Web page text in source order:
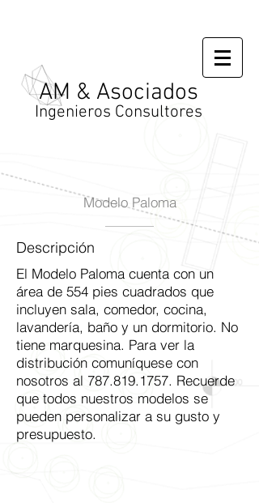
AM & Asociados
Ingenieros Consultores
Modelo Paloma
Descripción
El Modelo Paloma cuenta con un
área de 554 pies cuadrados que
incluyen sala, comedor, cocina,
lavandería, baño y un dormitorio. No
tiene marquesina. Para ver la
distribución comuníquese con
nosotros al 787.819.1757. Recuerde
que todos nuestros modelos se
pueden personalizar a su gusto y
presupuesto.